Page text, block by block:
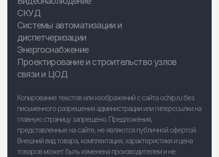
СКУД
Системы автоматизации и
диспетчеризации
Энергоснабжение
Проектирование и строительство узлов
связи и ЦОД
Копирование текстов или изображений с сайта ochip.ru без
письменного разрешения администрации или гиперссылки на
главную страницу запрещено. Предложения,
представленные на сайте, не являются публичной офертой.
Внешний вид товара, комплектация, характеристики и цена
товаров может быть изменена производителем и не